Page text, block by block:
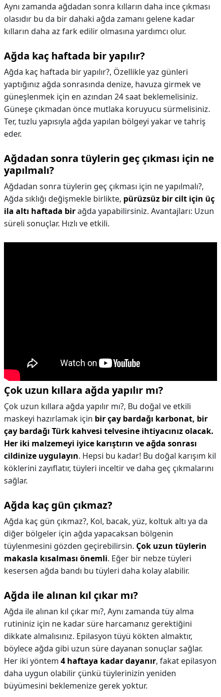
Aynı zamanda ağdadan sonra kılların daha ince çıkması
olasıdır bu da bir dahaki ağda zamanı gelene kadar
kılların daha az fark edilir olmasına yardımcı olur.
Ağda kaç haftada bir yapılır?
Ağda kaç haftada bir yapılır?, Özellikle yaz günleri
yaptığınız ağda sonrasında denize, havuza girmek ve
güneşlenmek için en azından 24 saat beklemelisiniz.
Güneşe çıkmadan önce mutlaka koruyucu sürmelisiniz.
Ter, tuzlu yapısıyla ağda yapılan bölgeyi yakar ve tahriş
eder.
Ağdadan sonra tüylerin geç çıkması için ne
yapılmalı?
Ağdadan sonra tüylerin geç çıkması için ne yapılmalı?,
Ağda sıklığı değişmekle birlikte, pürüzsüz bir cilt için üç
ila altı haftada birağda yapabilirsiniz. Avantajları: Uzun
süreli sonuçlar. Hızlı ve etkili.
Çok uzun kıllara ağda yapılır mı?
Çok uzun kıllara ağda yapılır mı?, Bu doğal ve etkili
maskeyi hazırlamak için bir çay bardağı karbonat, bir
çay bardağı Türk kahvesi telvesine ihtiyacınız olacak.
Her iki malzemeyi iyice karıştırın ve ağda sonrası
cildinize uygulayın. Hepsi bu kadar! Bu doğal karışım kil
köklerini zayıflatır, tüyleri inceltir ve daha geç çıkmalarını
sağlar.
Ağda kaç gün çıkmaz?
Ağda kaç gün çıkmaz?, Kol, bacak, yüz, koltuk altı ya da
diğer bölgeler için ağda yapacaksan bölgenin
tüylenmesini gözden geçirebilirsin. Çok uzun tüylerin
makasla kısalması önemli. Eğer bir nebze tüyleri
kesersen ağda bandı bu tüyleri daha kolay alabilir.
Ağda ile alınan kıl çıkar mı?
Ağda ile alınan kıl çıkar mı?, Aynı zamanda tüy alma
rutininiz için ne kadar süre harcamanız gerektiğini
dikkate almalısınız. Epilasyon tüyü kökten almaktır,
böylece ağda gibi uzun süre dayanan sonuçlar sağlar.
Her iki yöntem 4 haftaya kadar dayanır, fakat epilasyon
daha uygun olabilir çünkü tüylerinizin yeniden
büyümesini beklemenize gerek yoktur.